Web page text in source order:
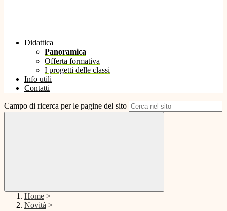
Didattica
Panoramica
Offerta formativa
I progetti delle classi
Info utili
Contatti
Campo di ricerca per le pagine del sito
Home >
Novità >